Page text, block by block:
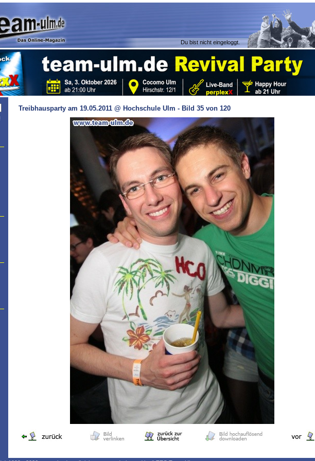
Du bist nicht eingeloggt.
Treibhausparty am 19.05.2011 @ Hochschule Ulm - Bild 35 von 120